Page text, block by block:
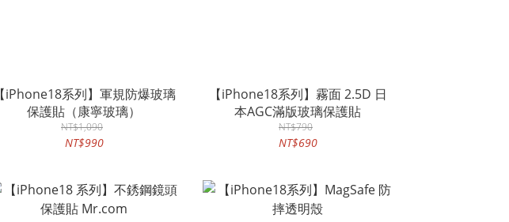
【iPhone18系列】軍規防爆玻璃
保護貼（康寧玻璃）
NT$1,090
NT$990
【iPhone18系列】霧面 2.5D 日
本AGC滿版玻璃保護貼
NT$790
NT$690